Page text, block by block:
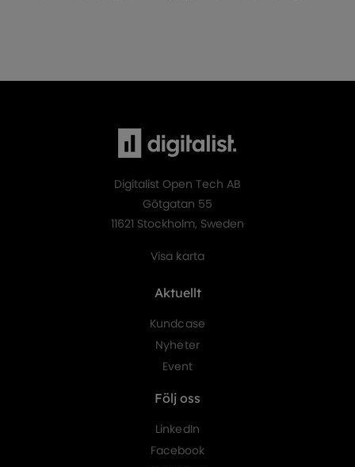
Digitalist Open Tech AB
Götgatan 55
11621 Stockholm, Sweden
Visa karta
Aktuellt
Kundcase
Nyheter
Event
Följ oss
LinkedIn
Facebook